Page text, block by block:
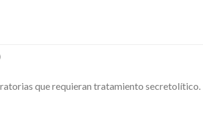
que requieran tratamiento secretolítico.